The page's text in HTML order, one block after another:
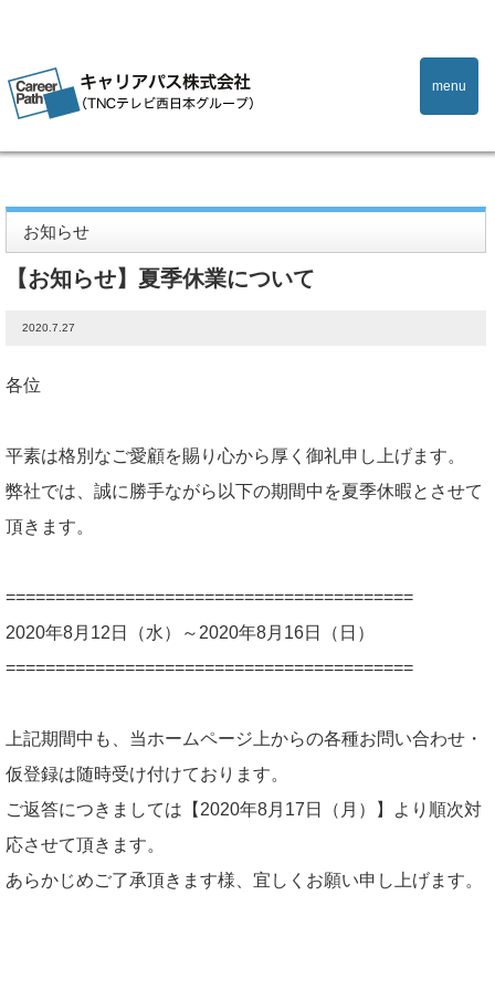
menu
お知らせ
【お知らせ】夏季休業について
2020.7.27
各位
平素は格別なご愛顧を賜り心から厚く御礼申し上げます。
弊社では、誠に勝手ながら以下の期間中を夏季休暇とさせて
頂きます。
=========================================
2020年8月12日（水）～2020年8月16日（日）
=========================================
上記期間中も、当ホームページ上からの各種お問い合わせ・
仮登録は随時受け付けております。
ご返答につきましては【2020年8月17日（月）】より順次対
応させて頂きます。
あらかじめご了承頂きます様、宜しくお願い申し上げます。